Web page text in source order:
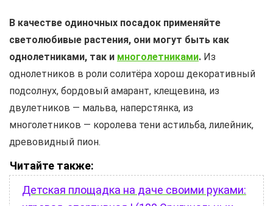
В качестве одиночных посадок применяйте
светолюбивые растения, они могут быть как
однолетниками, так и многолетниками. Из
однолетников в роли солитёра хорош декоративный
подсолнух, бордовый амарант, клещевина, из
двулетников — мальва, наперстянка, из
многолетников — королева тени астильба, лилейник,
древовидный пион.
Читайте также:
Детская площадка на даче своими руками: